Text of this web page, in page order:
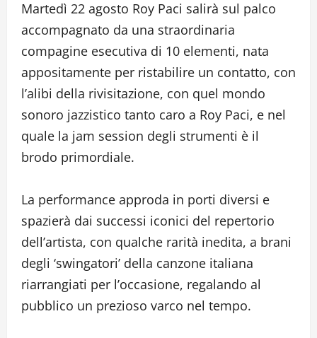
Martedì 22 agosto Roy Paci salirà sul palco
accompagnato da una straordinaria
compagine esecutiva di 10 elementi, nata
appositamente per ristabilire un contatto, con
l’alibi della rivisitazione, con quel mondo
sonoro jazzistico tanto caro a Roy Paci, e nel
quale la jam session degli strumenti è il
brodo primordiale.
La performance approda in porti diversi e
spazierà dai successi iconici del repertorio
dell’artista, con qualche rarità inedita, a brani
degli ‘swingatori’ della canzone italiana
riarrangiati per l’occasione, regalando al
pubblico un prezioso varco nel tempo.